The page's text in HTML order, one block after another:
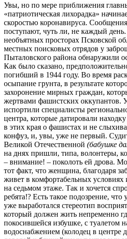
Увы, но по мере приближения
«патриотическая лихорадка»
скоростью коронавируса.
поступают, чуть ли, не каждый
необъятных просторах Псковской
местных поисковых отрядов у
Пыталовского района обнаружили
Как было сказано,
погибший в 1944 году. Во время
осыпание грунта, в результате
захоронение мирных граждан,
жертвами фашистских оккупантов.
испортили специалисты
центра, которые датировали
в этих края о фашистах и не
конфуз, и, увы, уже не первый.
Великой Отечественной (бабушке
на днях пришли, типа, волонтеры,
– внимание! – поколоть ей дрова.
тот факт, что женщина, благодаря
живет в комфортабельных условиях
на седьмом этаже. Так и хочется
ребята!? Есть такое подозрение,
уже выработался стереотип
который должен жить непременно
покосившейся избушке, с туалетом
водоснабжением (колодец в центре